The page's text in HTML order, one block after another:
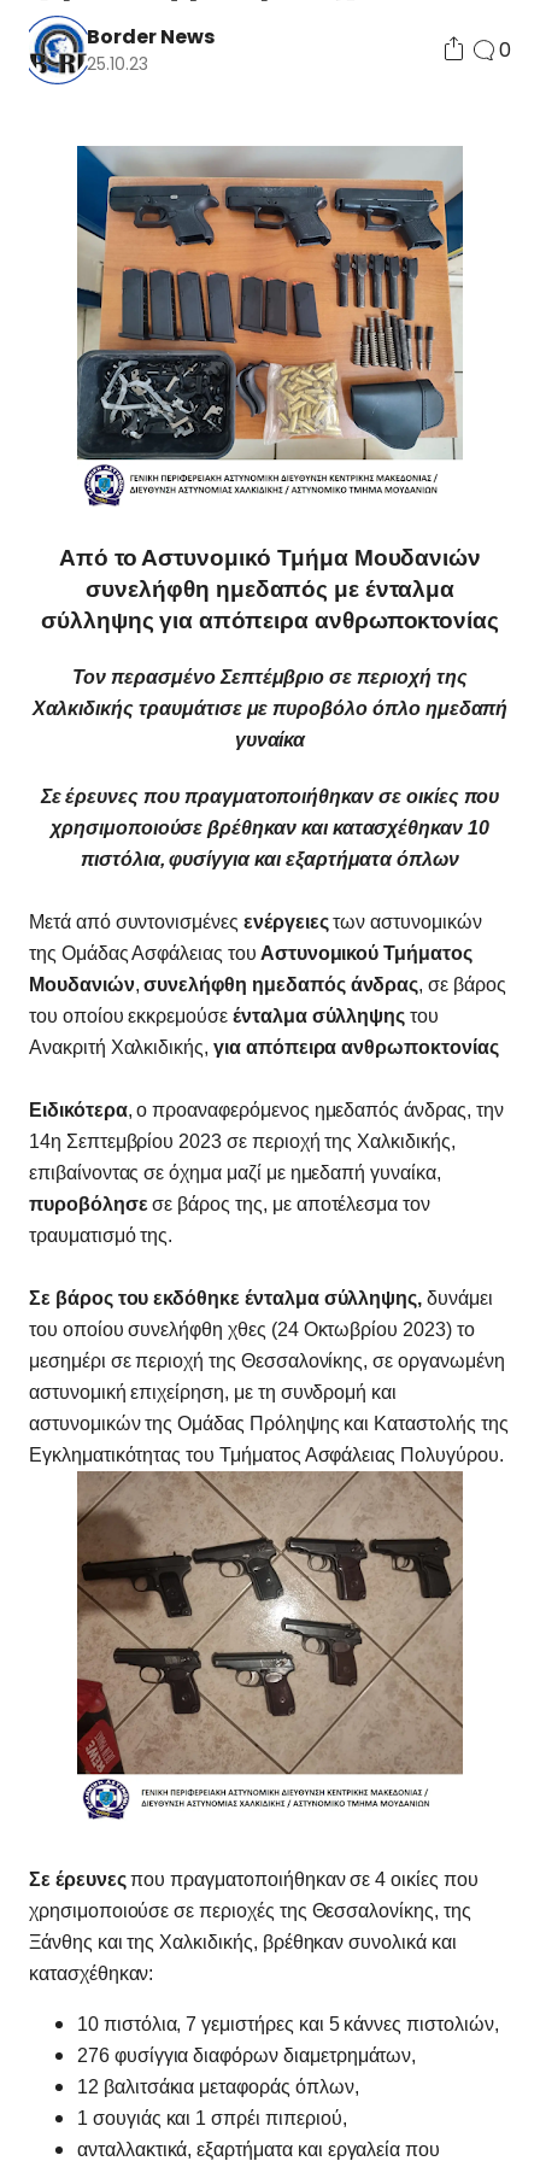
Border News
25.10.23
0
Από το Αστυνομικό Τμήμα Μουδανιών
συνελήφθη ημεδαπός με ένταλμα
σύλληψης για απόπειρα ανθρωποκτονίας
Τον περασμένο Σεπτέμβριο σε περιοχή της
Χαλκιδικής τραυμάτισε με πυροβόλο όπλο ημεδαπή
γυναίκα
Σε έρευνες που πραγματοποιήθηκαν σε οικίες που
χρησιμοποιούσε βρέθηκαν και κατασχέθηκαν 10
πιστόλια, φυσίγγια και εξαρτήματα όπλων
Μετά από συντονισμένες ενέργειεςτων αστυνομικών
της Ομάδας Ασφάλειας του Αστυνομικού Τμήματος
Μουδανιών, συνελήφθη ημεδαπός άνδρας, σε βάρος
του οποίου εκκρεμούσε ένταλμα σύλληψης του
Ανακριτή Χαλκιδικής, για απόπειρα ανθρωποκτονίας
Ειδικότερα, ο προαναφερόμενος ημεδαπός άνδρας, την
14η Σεπτεμβρίου 2023 σε περιοχή της Χαλκιδικής,
επιβαίνοντας σε όχημα μαζί με ημεδαπή γυναίκα,
πυροβόλησεσε βάρος της, με αποτέλεσμα τον
τραυματισμό της.
Σε βάρος του εκδόθηκε ένταλμα σύλληψης, δυνάμει
του οποίου συνελήφθη χθες (24 Οκτωβρίου 2023) το
μεσημέρι σε περιοχή της Θεσσαλονίκης, σε οργανωμένη
αστυνομική επιχείρηση, με τη συνδρομή και
αστυνομικών της Ομάδας Πρόληψης και Καταστολής της
Εγκληματικότητας του Τμήματος Ασφάλειας Πολυγύρου.
Σε έρευνεςπου πραγματοποιήθηκαν σε 4 οικίες που
χρησιμοποιούσε σε περιοχές της Θεσσαλονίκης, της
Ξάνθης και της Χαλκιδικής, βρέθηκαν συνολικά και
κατασχέθηκαν:
10 πιστόλια, 7 γεμιστήρες και 5 κάννες πιστολιών,
276 φυσίγγια διαφόρων διαμετρημάτων,
12 βαλιτσάκια μεταφοράς όπλων,
1 σουγιάς και 1 σπρέι πιπεριού,
ανταλλακτικά, εξαρτήματα και εργαλεία που